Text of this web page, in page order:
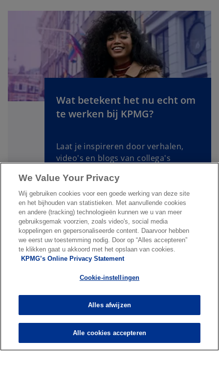
Wat betekent het nu echt om
te werken bij KPMG?
Laat je inspireren door verhalen,
video's en blogs van collega's
o
p
s
i
n
n
e
w
t
a
b
Over ons
Diensten
p
p
We Value Your Privacy
Wij gebruiken cookies voor een goede werking van deze site
en het bijhouden van statistieken. Met aanvullende cookies
en andere (tracking) technologieën kunnen we u van meer
gebruiksgemak voorzien, zoals video's, social media
koppelingen en gepersonaliseerde content. Daarvoor hebben
we eerst uw toestemming nodig. Door op “Alles accepteren”
te klikken gaat u akkoord met het opslaan van cookies.
KPMG’s Online Privacy Statement
Cookie-instellingen
Alles afwijzen
Alle cookies accepteren